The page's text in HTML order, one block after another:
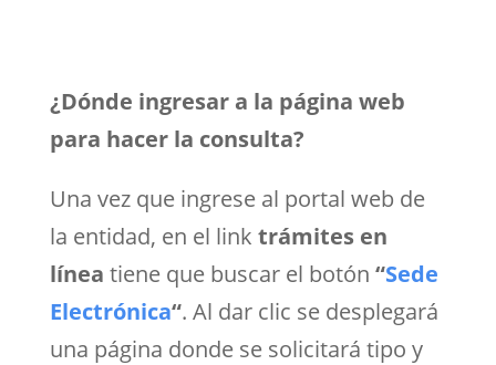
¿Dónde ingresar a la página web
para hacer la consulta?
Una vez que ingrese al portal web de
la entidad, en el link trámites en
línea tiene que buscar el botón “Sede
Electrónica“. Al dar clic se desplegará
una página donde se solicitará tipo y